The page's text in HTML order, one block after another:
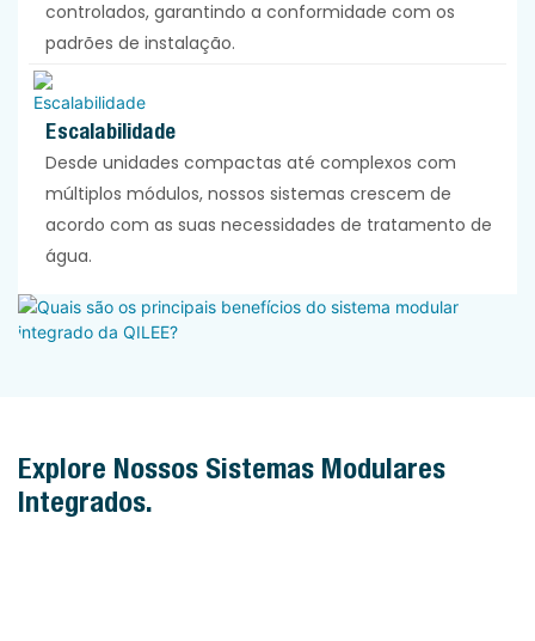
controlados, garantindo a conformidade com os
padrões de instalação.
Escalabilidade
Desde unidades compactas até complexos com
múltiplos módulos, nossos sistemas crescem de
acordo com as suas necessidades de tratamento de
água.
Explore Nossos Sistemas Modulares
Integrados.